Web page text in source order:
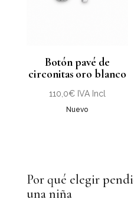
Botón pavé de
circonitas oro blanco
110,0€ IVA Incl
Nuevo
Por qué elegir
una niña